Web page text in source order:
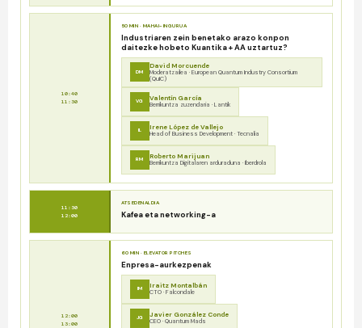
10:40
11:30
50 MIN · MAHAI-INGURUA
Industriaren zein benetako arazo konpon
daitezke hobeto Kuantika + AA uztartuz?
DM
David Morcuende
Moderatzailea · European Quantum Industry Consortium
(QuIC)
VG Valentín García
Berrikuntza zuzendaria · Lantik
IL Irene López de Vallejo
Head of Business Development · Tecnalia
RM Roberto Marijuan
Berrikuntza Digitalaren arduraduna · Iberdrola
11:30
12:00
ATSEDENALDIA
Kafea eta networking-a
12:00
13:00
60 MIN · ELEVATOR PITCHES
Enpresa-aurkezpenak
IM Iraitz Montalbán
CTO · Falcondale
JG Javier González Conde
CEO · Quantum Mads